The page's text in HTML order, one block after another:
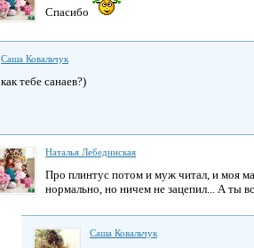
Спасибо
Саша Ковальчук
как тебе санаев?)
Наталья Лебединская
Про плинтус потом и муж читал, и моя
нормально, но ничем не зацепил... А ты
Саша Ковальчук